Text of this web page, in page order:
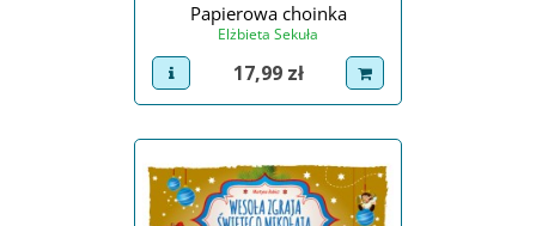
Papierowa choinka
Elżbieta Sekuła
view product
Cena
17,99 zł dodaj do koszyka